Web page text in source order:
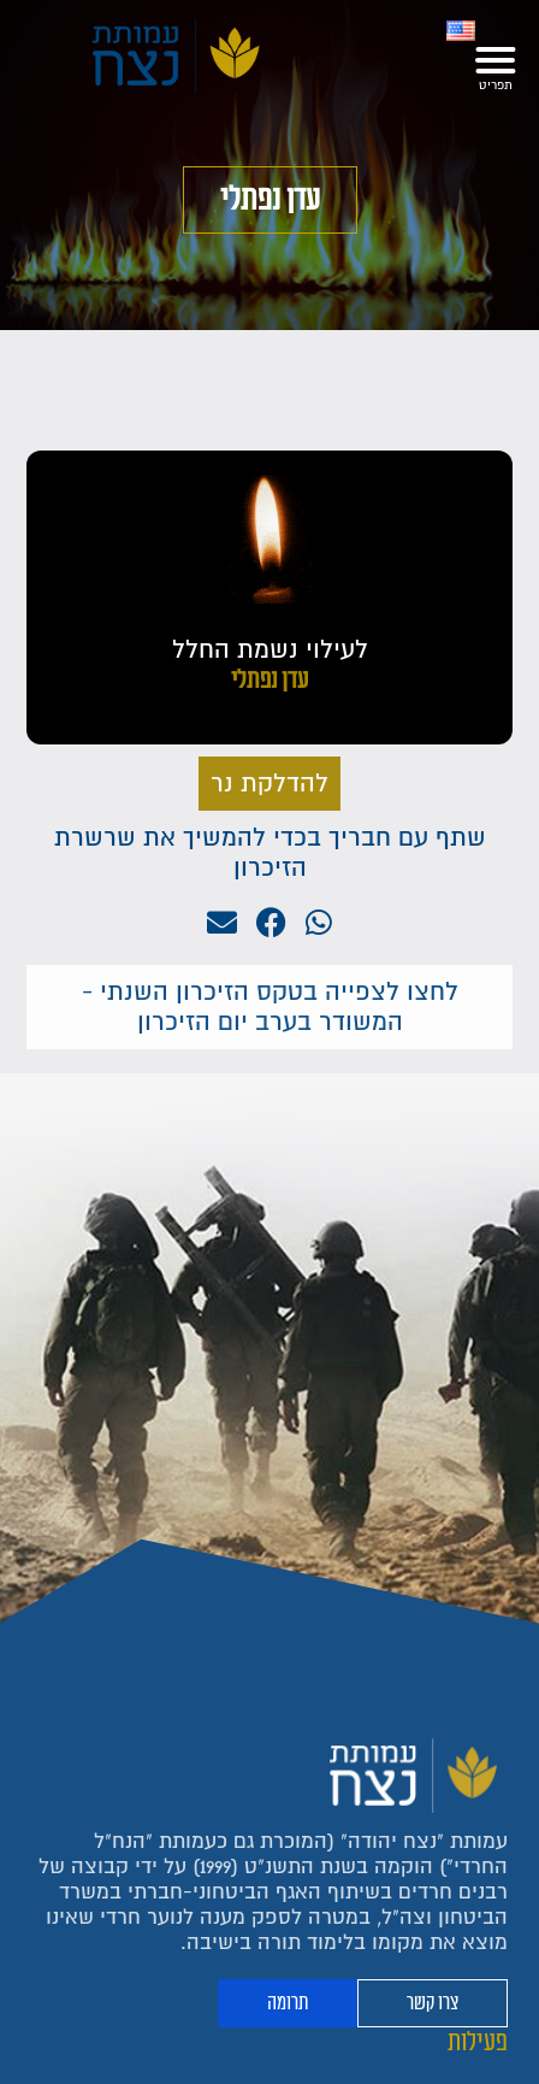
עדן נפתלי
לעילוי נשמת החלל
עדן נפתלי
להדלקת נר
שתף עם חבריך בכדי להמשיך את שרשרת
הזיכרון
לחצו לצפייה בטקס הזיכרון השנתי -
המשודר בערב יום הזיכרון
עמותת "נצח יהודה" (המוכרת גם כעמותת "הנח"ל
החרדי") הוקמה בשנת התשנ"ט (1999) על ידי קבוצה של
רבנים חרדים בשיתוף האגף הביטחוני-חברתי במשרד
הביטחון וצה"ל, במטרה לספק מענה לנוער חרדי שאינו
מוצא את מקומו בלימוד תורה בישיבה.
צרו קשר תרומה
פעילות